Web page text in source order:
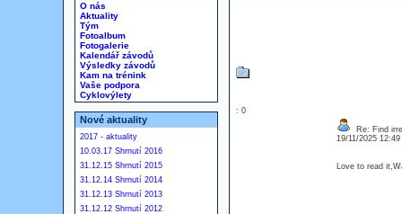
O nás
Aktuality
Tým
Fotoalbum
Fotogalerie
Kalendář závodů
Výsledky závodů
Kam na trénink
Vaše podpora
Cyklovýlety
Nové aktuality
2017 - aktuality
10.03.17 Shrnutí 2016
31.12.15 Shrnutí 2015
31.12.14 Shrnutí 2014
31.12.13 Shrnutí 2013
31.12.12 Shrnutí 2012
: 0
Re: Find
19/11/2025
Love to read